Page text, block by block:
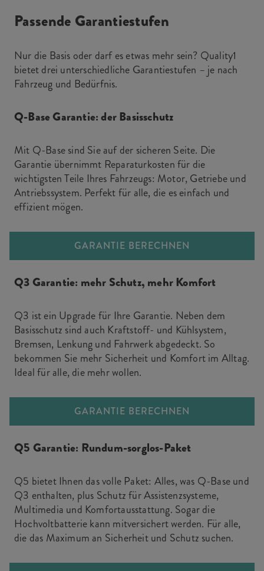
Passende Garantiestufen
Nur die Basis oder darf es etwas mehr sein? Quality1
bietet drei unterschiedliche Garantiestufen – je nach
Fahrzeug und Bedürfnis.
Q-Base Garantie: der Basisschutz
Mit Q-Base sind Sie auf der sicheren Seite. Die
Garantie übernimmt Reparaturkosten für die
wichtigsten Teile Ihres Fahrzeugs: Motor, Getriebe und
Antriebssystem. Perfekt für alle, die es einfach und
effizient mögen.
GARANTIE BERECHNEN
Q3 Garantie: mehr Schutz, mehr Komfort
Q3 ist ein Upgrade für Ihre Garantie. Neben dem
Basisschutz sind auch Kraftstoff- und Kühlsystem,
Bremsen, Lenkung und Fahrwerk abgedeckt. So
bekommen Sie mehr Sicherheit und Komfort im Alltag.
Ideal für alle, die mehr wollen.
GARANTIE BERECHNEN
Q5 Garantie: Rundum-sorglos-Paket
Q5 bietet Ihnen das volle Paket: Alles, was Q-Base und
Q3 enthalten, plus Schutz für Assistenzsysteme,
Multimedia und Komfortausstattung. Sogar die
Hochvoltbatterie kann mitversichert werden. Für alle,
die das Maximum an Sicherheit und Schutz suchen.